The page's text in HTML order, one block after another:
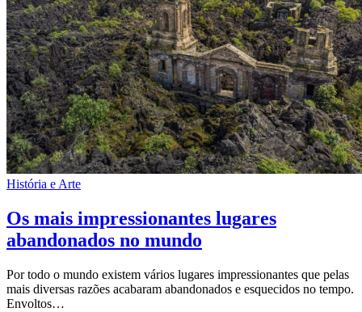
História e Arte
Os mais impressionantes lugares
abandonados no mundo
Por todo o mundo existem vários lugares impressionantes que pelas
mais diversas razões acabaram abandonados e esquecidos no tempo.
Envoltos…